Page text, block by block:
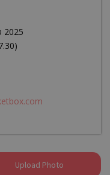
2025
Upload Photo